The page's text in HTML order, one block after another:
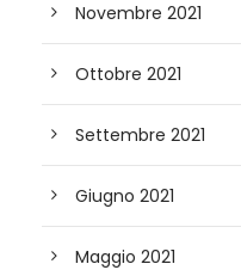
Novembre 2021
Ottobre 2021
Settembre 2021
Giugno 2021
Maggio 2021